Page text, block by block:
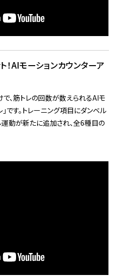
！AIモーションカウンターア
、筋トレの回数が数えられるAIモ
です。トレーニング項目にダンベル
運動が新たに追加され、全6種目の